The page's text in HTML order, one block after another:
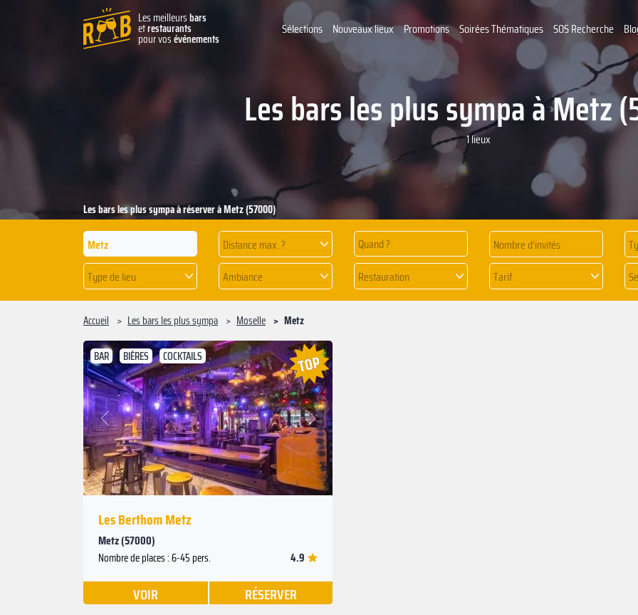
Les meilleursbars
etrestaurants
pour vosévénements
Sélections Nouveaux lieux Promotions Soirées Thématiques SOS Recherche
Les bars les plus sympa à Metz
1 lieux
Distance max. ? Quand ?
Type de lieu
Ambiance Restauration Tarif
Les bars les plus sympa à réserver à Metz (57000)
Accueil Les bars les plus sympa Moselle Metz
BAR BIÈRES COCKTAILS
Précédent
Suivant
Les Berthom Metz
Metz (57000)
Nombre de places : 6-45 pers. 4.9
VOIR RÉSERVER